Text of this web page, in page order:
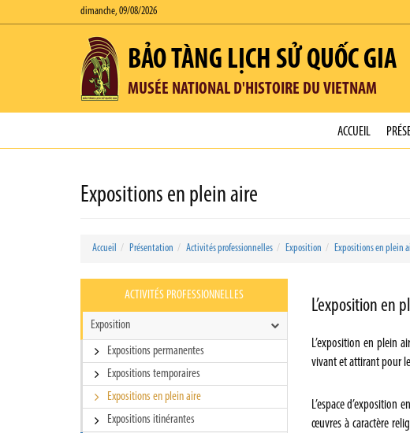
dimanche, 09/08/2026
BẢO TÀNG LỊCH SỬ QUỐC GIA
MUSÉE NATIONAL D'HISTOIRE DU VIETNAM
ACCUEIL
Expositions en plein aire
Accueil Présentation Activités professionnelles Exposition Expositions en plein
ACTIVITÉS PROFESSIONNELLES
Exposition
Expositions permanentes
Expositions temporaires
Expositions en plein aire
Expositions itinérantes
L’exposition en
L’exposition en plein
vivant et attirant pour
L’espace d’exposition
œuvres à caractère